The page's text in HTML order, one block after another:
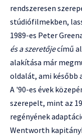
rendszeresen
stúdiófilmekben,
1989-es Peter
és a szeretőjecímű
alakítása már
oldalát, ami később
A '90-es évek
szerepelt, mint az
regényének
Wentworth